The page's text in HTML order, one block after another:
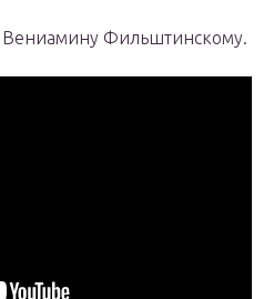
Фильштинскому.